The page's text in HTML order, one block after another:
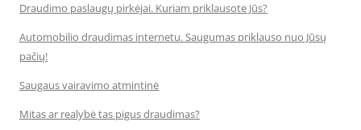
Draudimo paslaugų pirkėjai. Kuriam priklausote Jūs?
Automobilio draudimas internetu. Saugumas priklauso nuo Jūsų
pačių!
Saugaus vairavimo atmintinė
Mitas ar realybė tas pigus draudimas?